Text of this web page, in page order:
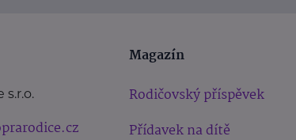
s.r.o.
Magazín
Rodičovský příspěvek
Přídavek na dítě